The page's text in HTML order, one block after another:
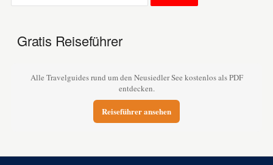
Gratis Reiseführer
Alle Travelguides rund um den Neusiedler See kostenlos als PDF
entdecken.
Reiseführer ansehen